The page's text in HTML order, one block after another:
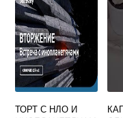
ТОРТ С НЛО И